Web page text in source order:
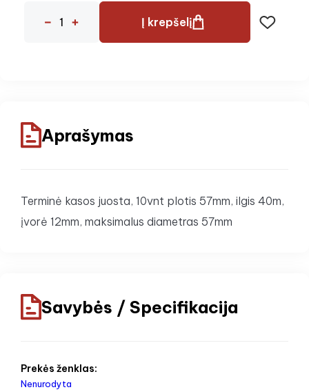
Į krepšelį
Aprašymas
Terminė kasos juosta, 10vnt plotis 57mm, ilgis 40m,
įvorė 12mm, maksimalus diametras 57mm
Savybės / Specifikacija
Prekės ženklas:
Nenurodyta